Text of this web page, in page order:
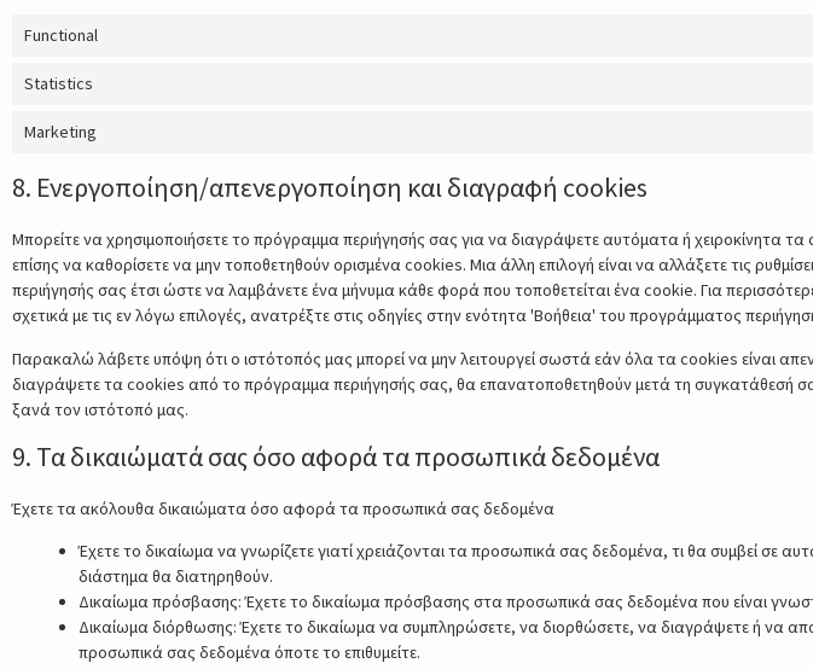
Functional
Statistics
Marketing
8. Ενεργοποίηση/απενεργοποίηση και διαγραφή cookies
Μπορείτε να χρησιμοποιήσετε το πρόγραμμα περιήγησής σας για να διαγράψετε αυτόματα ή χειροκίνητα
επίσης να καθορίσετε να μην τοποθετηθούν ορισμένα cookies. Μια άλλη επιλογή είναι να αλλάξετε τις
περιήγησής σας έτσι ώστε να λαμβάνετε ένα μήνυμα κάθε φορά που τοποθετείται ένα cookie. Για
σχετικά με τις εν λόγω επιλογές, ανατρέξτε στις οδηγίες στην ενότητα 'Βοήθεια' του προγράμματος
Παρακαλώ λάβετε υπόψη ότι ο ιστότοπός μας μπορεί να μην λειτουργεί σωστά εάν όλα τα cookies είναι
διαγράψετε τα cookies από το πρόγραμμα περιήγησής σας, θα επανατοποθετηθούν μετά τη συγκατάθεσή
ξανά τον ιστότοπό μας.
9. Τα δικαιώματά σας όσο αφορά τα προσωπικά δεδομένα
Έχετε τα ακόλουθα δικαιώματα όσο αφορά τα προσωπικά σας δεδομένα
Έχετε το δικαίωμα να γνωρίζετε γιατί χρειάζονται τα προσωπικά σας δεδομένα, τι θα συμβεί σε
διάστημα θα διατηρηθούν.
Δικαίωμα πρόσβασης: Έχετε το δικαίωμα πρόσβασης στα προσωπικά σας δεδομένα που είναι
Δικαίωμα διόρθωσης: Έχετε το δικαίωμα να συμπληρώσετε, να διορθώσετε, να διαγράψετε ή να
προσωπικά σας δεδομένα όποτε το επιθυμείτε.